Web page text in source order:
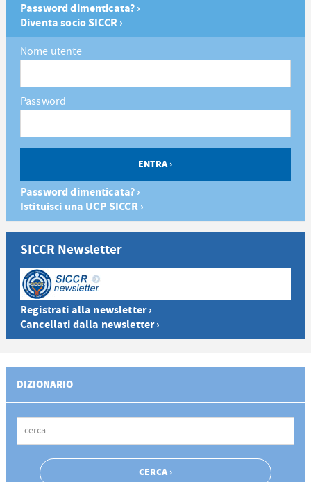
Password dimenticata? ›
Diventa socio SICCR ›
Nome utente
Password
Password dimenticata? ›
Istituisci una UCP SICCR ›
SICCR Newsletter
Registrati alla newsletter ›
Cancellati dalla newsletter ›
DIZIONARIO